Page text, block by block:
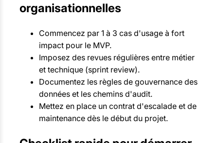
organisationnelles
Commencez par 1 à 3 cas d'usage à fort
impact pour le MVP.
Imposez des revues régulières entre métier
et technique (sprint review).
Documentez les règles de gouvernance des
données et les chemins d'audit.
Mettez en place un contrat d'escalade et de
maintenance dès le début du projet.